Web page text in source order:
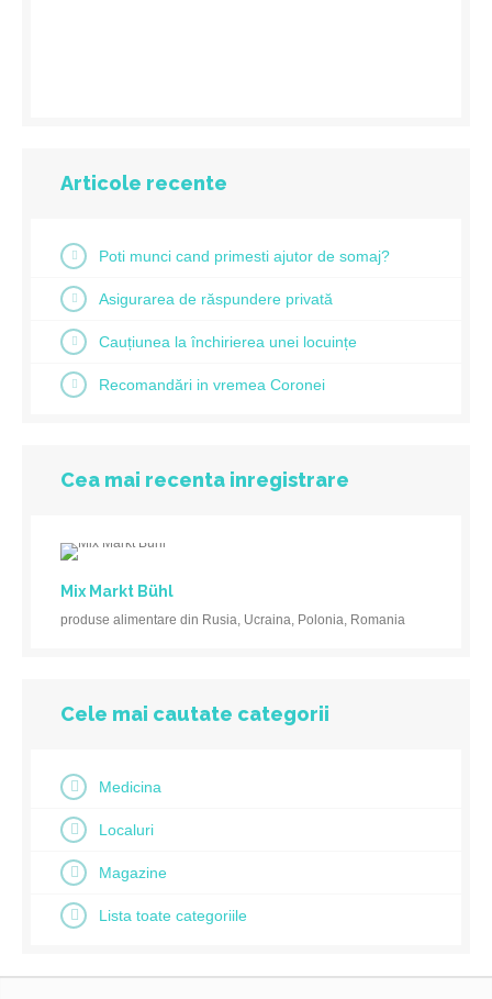
Articole recente
Poti munci cand primesti ajutor de somaj?
Asigurarea de răspundere privată
Cauțiunea la închirierea unei locuințe
Recomandări in vremea Coronei
Cea mai recenta inregistrare
Mix Markt Bühl
produse alimentare din Rusia, Ucraina, Polonia, Romania
Cele mai cautate categorii
Medicina
Localuri
Magazine
Lista toate categoriile